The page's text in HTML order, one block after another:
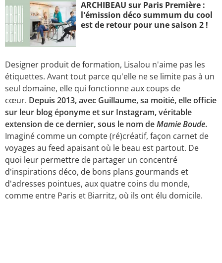
ARCHIBEAU sur Paris Première :
l'émission déco summum du cool
est de retour pour une saison 2 !
Designer produit de formation, Lisalou n'aime pas les
étiquettes. Avant tout parce qu'elle ne se limite pas à un
seul domaine, elle qui fonctionne aux coups de
cœur. Depuis 2013, avec Guillaume, sa moitié, elle officie
sur leur blog éponyme et sur Instagram, véritable
extension de ce dernier, sous le nom deMamie Boude.
Imaginé comme un compte (ré)créatif, façon carnet de
voyages au feed apaisant où le beau est partout. De
quoi leur permettre de partager un concentré
d'inspirations déco, de bons plans gourmands et
d'adresses pointues, aux quatre coins du monde,
comme entre Paris et Biarritz, où ils ont élu domicile.